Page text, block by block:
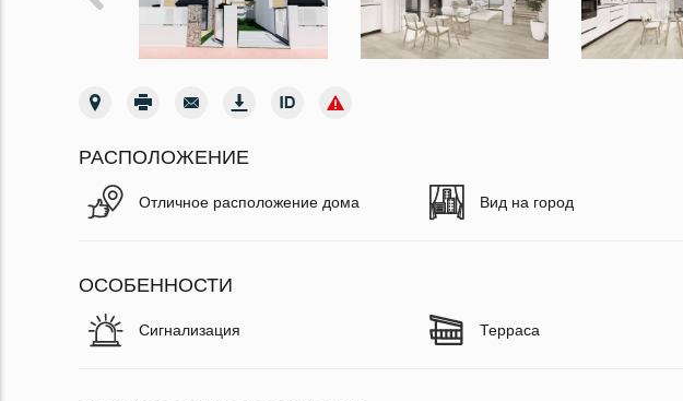
РАСПОЛОЖЕНИЕ
Отличное расположение дома Вид на город
ОСОБЕННОСТИ
Сигнализация Терраса